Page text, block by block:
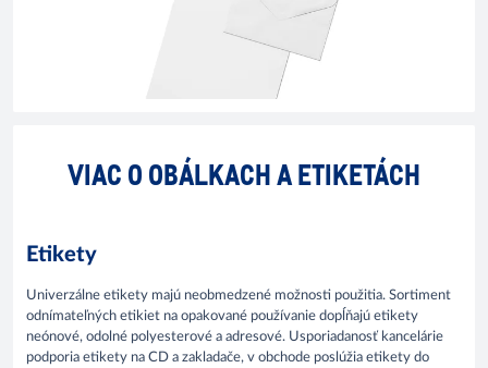
VIAC O OBÁLKACH A ETIKETÁCH
Etikety
Univerzálne etikety majú neobmedzené možnosti použitia. Sortiment
odnímateľných etikiet na opakované používanie dopĺňajú etikety
neónové, odolné polyesterové a adresové. Usporiadanosť kancelárie
podporia etikety na CD a zakladače, v obchode poslúžia etikety do